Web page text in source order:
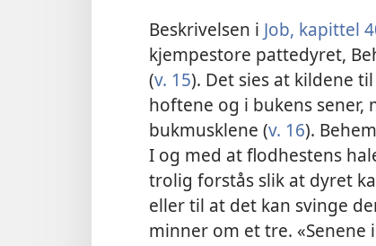
Beskrivelsen i Job, kapittel
kjempestore pattedyret,
(v. 15). Det sies at kildene
hoftene og i bukens
bukmusklene (v. 16).
I og med at flodhestens
trolig forstås slik at dyret
eller til at det kan svinge
minner om et tre. «Senene